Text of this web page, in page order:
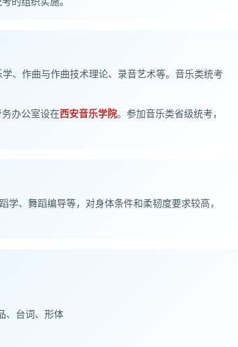
、作曲与作曲技术理论、录音艺术等。音乐类统考
办公室设在西安音乐学院。参加音乐类省级统考，
、舞蹈编导等，对身体条件和柔韧度要求较高，
、台词、形体